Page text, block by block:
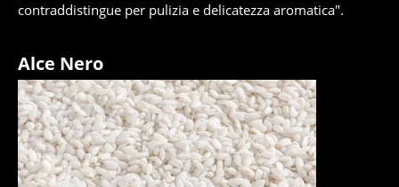
contraddistingue per pulizia e delicatezza aromatica".
Alce Nero